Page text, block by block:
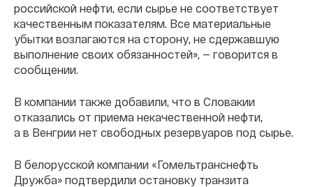
российской нефти, если сырье не соответствует
качественным показателям. Все материальные
убытки возлагаются на сторону, не сдержавшую
выполнение своих обязанностей», — говорится в
сообщении.
В компании также добавили, что в Словакии
отказались от приема некачественной нефти,
а в Венгрии нет свободных резервуаров под сырье.
В белорусской компании «Гомельтранснефть
Дружба» подтвердили остановку транзита